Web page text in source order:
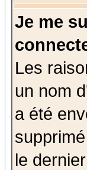
Je me
Les
un nom
a été
le